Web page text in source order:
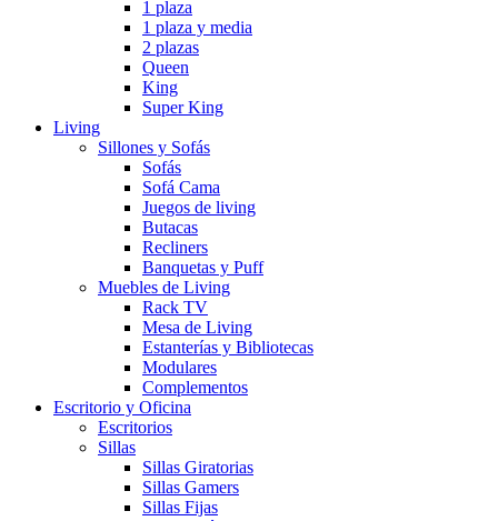
1 plaza
1 plaza y media
2 plazas
Queen
King
Super King
Living
Sillones y Sofás
Sofás
Sofá Cama
Juegos de living
Butacas
Recliners
Banquetas y Puff
Muebles de Living
Rack TV
Mesa de Living
Estanterías y Bibliotecas
Modulares
Complementos
Escritorio y Oficina
Escritorios
Sillas
Sillas Giratorias
Sillas Gamers
Sillas Fijas